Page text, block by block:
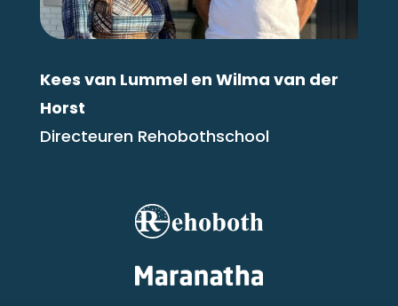
Kees van Lummel en Wilma van der
Horst
Directeuren Rehobothschool